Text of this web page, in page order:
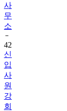
사
무
소
42
신
입
사
원
강
회